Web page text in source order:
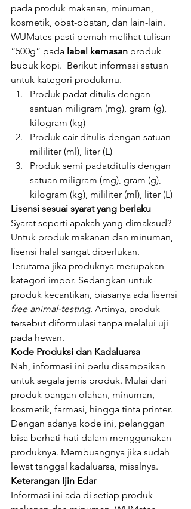
pada produk makanan, minuman,
kosmetik, obat-obatan, dan lain-lain.
WUMates pasti pernah melihat tulisan
“500g” pada label kemasan produk
bubuk kopi.  Berikut informasi satuan
untuk kategori produkmu.
Produk padat ditulis dengan
santuan miligram (mg), gram (g),
kilogram (kg)
Produk cair ditulis dengan satuan
mililiter (ml), liter (L)
Produk semi padatditulis dengan
satuan miligram (mg), gram (g),
kilogram (kg), mililiter (ml), liter (L)
Lisensi sesuai syarat yang berlaku
Syarat seperti apakah yang dimaksud?
Untuk produk makanan dan minuman,
lisensi halal sangat diperlukan.
Terutama jika produknya merupakan
kategori impor. Sedangkan untuk
produk kecantikan, biasanya ada lisensi
free animal-testing. Artinya, produk
tersebut diformulasi tanpa melalui uji
pada hewan.
Kode Produksi dan Kadaluarsa
Nah, informasi ini perlu disampaikan
untuk segala jenis produk. Mulai dari
produk pangan olahan, minuman,
kosmetik, farmasi, hingga tinta printer.
Dengan adanya kode ini, pelanggan
bisa berhati-hati dalam menggunakan
produknya. Membuangnya jika sudah
lewat tanggal kadaluarsa, misalnya.
Keterangan Ijin Edar
Informasi ini ada di setiap produk